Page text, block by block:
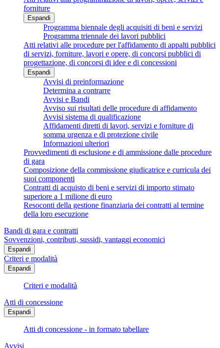
forniture
Espandi
Programma biennale degli acquisiti di beni e servizi
Programma triennale dei lavori pubblici
Atti relativi alle procedure per l'affidamento di appalti pubblici
di servizi, forniture, lavori e opere, di concorsi pubblici di
progettazione, di concorsi di idee e di concessioni
Espandi
Avvisi di preinformazione
Determina a contrarre
Avvisi e Bandi
Avviso sui risultati delle procedure di affidamento
Avvisi sistema di qualificazione
Affidamenti diretti di lavori, servizi e forniture di
somma urgenza e di protezione civile
Informazioni ulteriori
Provvedimenti di esclusione e di ammissione dalle procedure
di gara
Composizione della commissione giudicatrice e curricula dei
suoi componenti
Contratti di acquisto di beni e servizi di importo stimato
superiore a 1 milione di euro
Resoconti della gestione finanziaria dei contratti al termine
della loro esecuzione
Bandi di gara e contratti
Sovvenzioni, contributi, sussidi, vantaggi economici
Espandi
Criteri e modalità
Espandi
Criteri e modalità
Atti di concessione
Espandi
Atti di concessione - in formato tabellare
Avvisi